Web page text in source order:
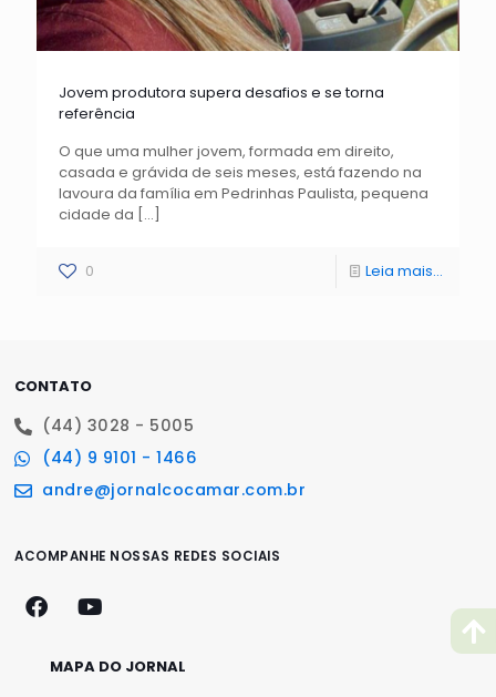
Jovem produtora supera desafios e se torna
referência
O que uma mulher jovem, formada em direito,
casada e grávida de seis meses, está fazendo na
lavoura da família em Pedrinhas Paulista, pequena
cidade da […]
0 Leia mais...
CONTATO
(44) 3028 - 5005
(44) 9 9101 - 1466
andre@jornalcocamar.com.br
ACOMPANHE NOSSAS REDES SOCIAIS
MAPA DO JORNAL